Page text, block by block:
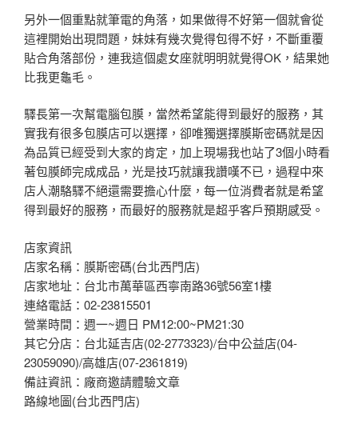
另外一個重點就筆電的角落，如果做得不好第一個就會從
這裡開始出現問題，妹妹有幾次覺得包得不好，不斷重覆
貼合角落部份，連我這個處女座就明明就覺得OK，結果她
比我更龜毛。
驛長第一次幫電腦包膜，當然希望能得到最好的服務，其
實我有很多包膜店可以選擇，卻唯獨選擇膜斯密碼就是因
為品質已經受到大家的肯定，加上現場我也站了3個小時看
著包膜師完成成品，光是技巧就讓我讚嘆不已，過程中來
店人潮駱驛不絕還需要擔心什麼，每一位消費者就是希望
得到最好的服務，而最好的服務就是超乎客戶預期感受。
店家資訊
店家名稱：膜斯密碼(台北西門店)
店家地址：台北市萬華區西寧南路36號56室1樓
連絡電話：02-23815501
營業時間：週一~週日 PM12:00~PM21:30
其它分店：台北延吉店(02-2773323)/台中公益店(04-
23059090)/高雄店(07-2361819)
備註資訊：廠商邀請體驗文章
路線地圖(台北西門店)